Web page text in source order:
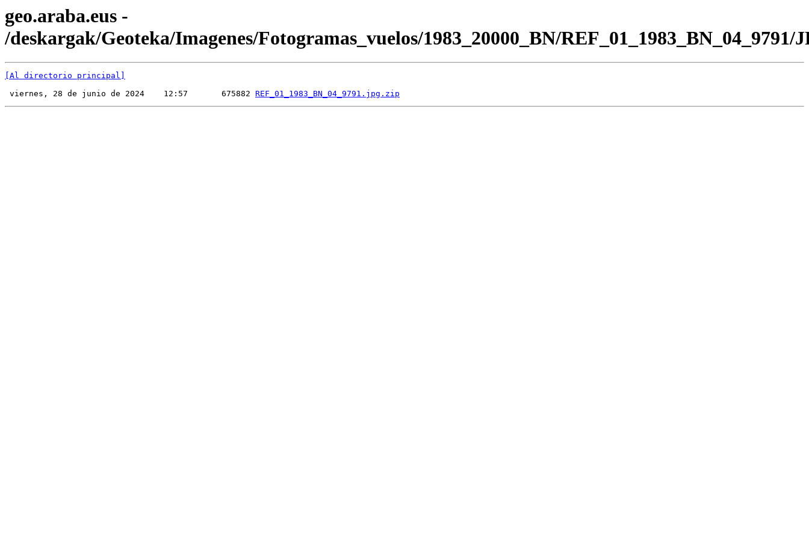
geo.araba.eus -
/deskargak/Geoteka/Imagenes/Fotogramas_vuelos/1983_20000_BN/REF_01_1983_BN_04_9791/
[Al directorio principal]
viernes, 28 de junio de 2024    12:57       675882 REF_01_1983_BN_04_9791.jpg.zip